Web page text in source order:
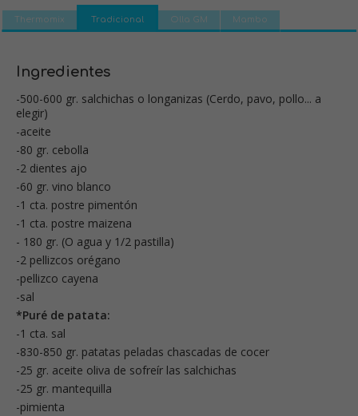
Thermomix Tradicional Olla GM Mambo
Ingredientes
-500-600 gr. salchichas o longanizas (Cerdo, pavo, pollo... a
elegir)
-aceite
-80 gr. cebolla
-2 dientes ajo
-60 gr. vino blanco
-1 cta. postre pimentón
-1 cta. postre maizena
- 180 gr. (O agua y 1/2 pastilla)
-2 pellizcos orégano
-pellizco cayena
-sal
*Puré de patata:
-1 cta. sal
-830-850 gr. patatas peladas chascadas de cocer
-25 gr. aceite oliva de sofreír las salchichas
-25 gr. mantequilla
-pimienta